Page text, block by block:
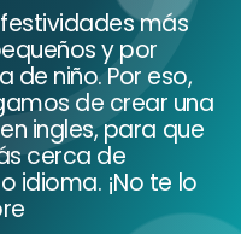
más
y por
niño. Por eso,
de crear una
ingles, para que
cerca de
idioma. ¡No te lo